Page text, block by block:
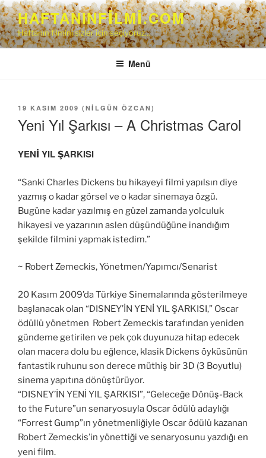
İçeriğe
geç HAFTANINFILMI.COM
Haftanın filmini sizler için seçiyoruz…
Menü
YAYIM
19 KASIM 2009 ( NILGÜN ÖZCAN)
Yeni Yıl Şarkısı – A Christmas Carol
YENİ YIL ŞARKISI
“Sanki Charles Dickens bu hikayeyi filmi yapılsın diye
yazmış o kadar görsel ve o kadar sinemaya özgü.
Bugüne kadar yazılmış en güzel zamanda yolculuk
hikayesi ve yazarının aslen düşündüğüne inandığım
şekilde filmini yapmak istedim.”
~ Robert Zemeckis, Yönetmen/Yapımcı/Senarist
20 Kasım 2009’da Türkiye Sinemalarında gösterilmeye
başlanacak olan “DISNEY’İN YENİ YIL ŞARKISI,” Oscar
ödüllü yönetmen Robert Zemeckis tarafından yeniden
gündeme getirilen ve pek çok duyunuza hitap edecek
olan macera dolu bu eğlence, klasik Dickens öyküsünün
fantastik ruhunu son derece müthiş bir 3D (3 Boyutlu)
sinema yapıtına dönüştürüyor.
“DISNEY’İN YENİ YIL ŞARKISI”, “Geleceğe Dönüş-Back
to the Future”un senaryosuyla Oscar ödülü adaylığı
“Forrest Gump”ın yönetmenliğiyle Oscar ödülü kazanan
Robert Zemeckis’in yönettiği ve senaryosunu yazdığı en
yeni film.